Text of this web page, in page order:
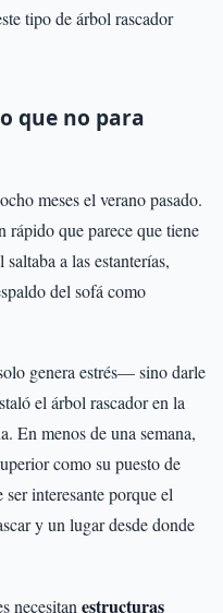
tipo de árbol rascador
que no para
meses el verano pasado.
que parece que tiene
a las estanterías,
del sofá como
genera estrés— sino darle
el árbol rascador en la
En menos de una semana,
como su puesto de
interesante porque el
y un lugar desde donde
necesitan estructuras